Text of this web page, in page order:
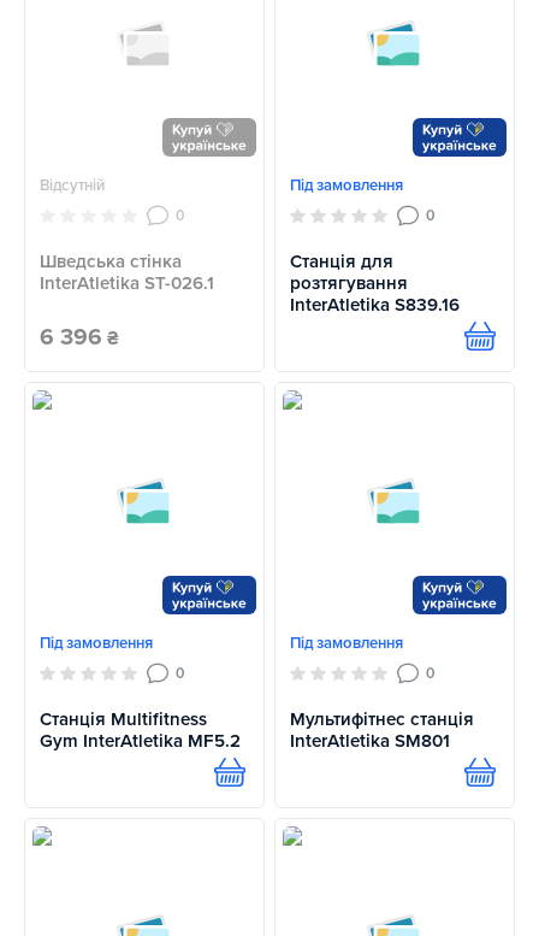
Відсутній
0
Шведська стінка
InterAtletika ST-026.1
6 396 ₴
Під замовлення
0
Станція для
розтягування
InterAtletika S839.16
Купити
Під замовлення
0
Станція Multifitness
Gym InterAtletika MF5.2
Купити
Під замовлення
0
Мультифітнес станція
InterAtletika SM801
Купити